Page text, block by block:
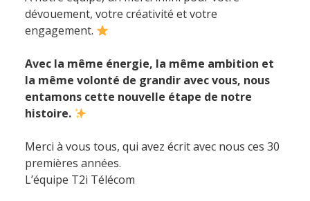
dévouement, votre créativité et votre
engagement.
Avec la même énergie, la même ambition et
la même volonté de grandir avec vous, nous
entamons cette nouvelle étape de notre
histoire.
Merci à vous tous, qui avez écrit avec nous ces 30
premières années.
L’équipe T2i Télécom